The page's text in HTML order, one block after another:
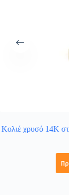
Κολιέ χρυσό 14Κ